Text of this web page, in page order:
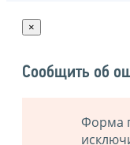
×
Сообщить об
Форма